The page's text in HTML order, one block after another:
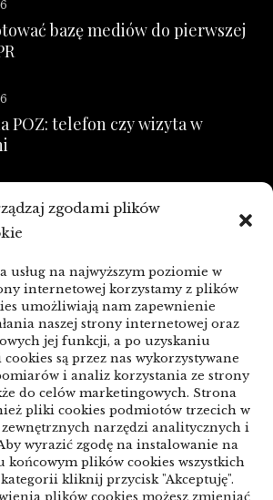
zgodami plików
usług na najwyższym poziomie w
internetowej korzystamy z plików
umożliwiają nam zapewnienie
naszej strony internetowej oraz
jej funkcji, a po uzyskaniu
są przez nas wykorzystywane
i analiz korzystania ze strony
do celów marketingowych. Strona
pliki cookies podmiotów trzecich w
narzędzi analitycznych i
wyrazić zgodę na instalowanie na
końcowym plików cookies wszystkich
kliknij przycisk "Akceptuję".
plików cookies możesz zmieniać
bazę mediów do pierwszej
POZ: telefon czy wizyta w
faktury: porządkowanie
Przemysł Dom & Ogród